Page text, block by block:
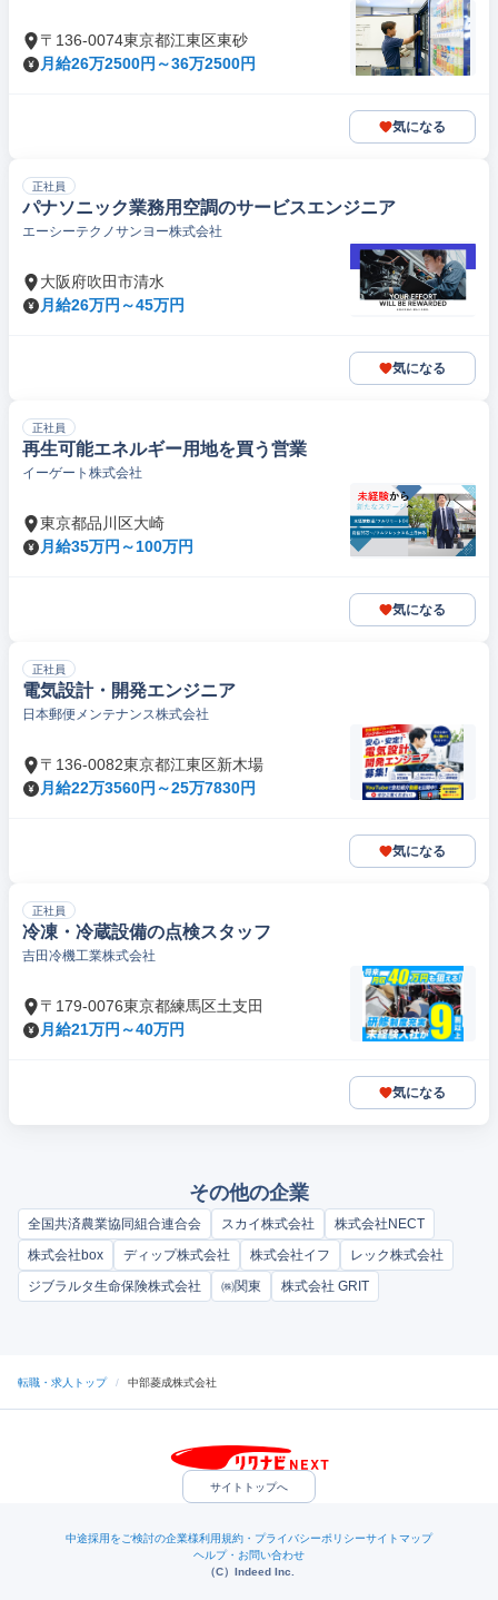
〒136-0074東京都江東区東砂
月給26万2500円～36万2500円
気になる
正社員
パナソニック業務用空調のサービスエンジニア
エーシーテクノサンヨー株式会社
大阪府吹田市清水
月給26万円～45万円
気になる
正社員
再生可能エネルギー用地を買う営業
イーゲート株式会社
東京都品川区大崎
月給35万円～100万円
気になる
正社員
電気設計・開発エンジニア
日本郵便メンテナンス株式会社
〒136-0082東京都江東区新木場
月給22万3560円～25万7830円
気になる
正社員
冷凍・冷蔵設備の点検スタッフ
吉田冷機工業株式会社
〒179-0076東京都練馬区土支田
月給21万円～40万円
気になる
その他の企業
全国共済農業協同組合連合会 スカイ株式会社
株式会社NECT
株式会社box
ディップ株式会社 株式会社イフ
レック株式会社
ジブラルタ生命保険株式会社
㈱関東 株式会社 GRIT
転職・求人トップ / 中部菱成株式会社
サイトトップへ
中途採用をご検討の企業様利用規約・プライバシーポリシーサイトマップ
ヘルプ・お問い合わせ
（C）Indeed Inc.